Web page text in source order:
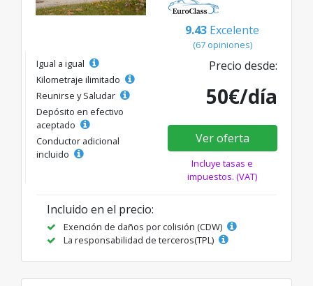
9.43 Excelente
(67 opiniones)
Igual a igual
Kilometraje ilimitado
Reunirse y Saludar
Depósito en efectivo
aceptado
Conductor adicional
incluido
Precio desde:
50€/día
Ver oferta
Incluye tasas e
impuestos. (VAT)
Incluido en el precio:
Exención de daños por colisión (CDW)
La responsabilidad de terceros(TPL)